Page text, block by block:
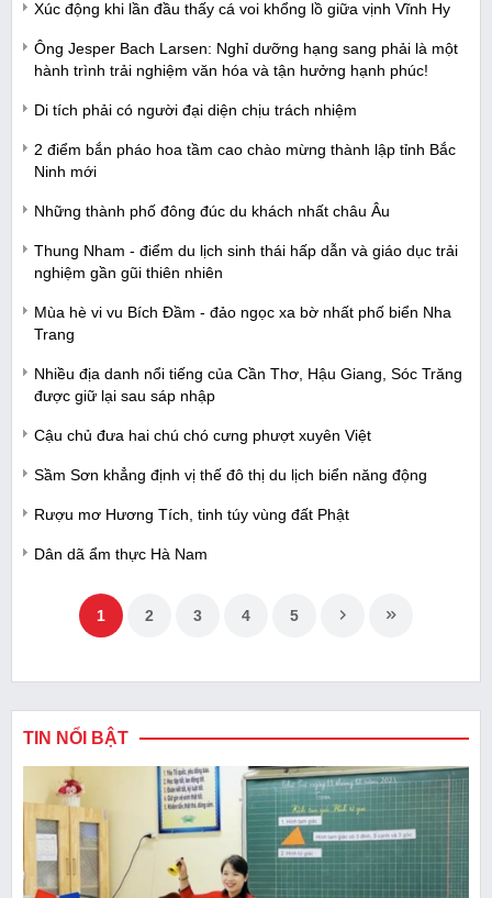
Xúc động khi lần đầu thấy cá voi khổng lồ giữa vịnh Vĩnh Hy
Ông Jesper Bach Larsen: Nghỉ dưỡng hạng sang phải là một
hành trình trải nghiệm văn hóa và tận hưởng hạnh phúc!
Di tích phải có người đại diện chịu trách nhiệm
2 điểm bắn pháo hoa tầm cao chào mừng thành lập tỉnh Bắc
Ninh mới
Những thành phố đông đúc du khách nhất châu Âu
Thung Nham - điểm du lịch sinh thái hấp dẫn và giáo dục trải
nghiệm gần gũi thiên nhiên
Mùa hè vi vu Bích Đầm - đảo ngọc xa bờ nhất phố biển Nha
Trang
Nhiều địa danh nổi tiếng của Cần Thơ, Hậu Giang, Sóc Trăng
được giữ lại sau sáp nhập
Cậu chủ đưa hai chú chó cưng phượt xuyên Việt
Sầm Sơn khẳng định vị thế đô thị du lịch biển năng động
Rượu mơ Hương Tích, tinh túy vùng đất Phật
Dân dã ẩm thực Hà Nam
1 2 3 4 5
TIN NỔI BẬT